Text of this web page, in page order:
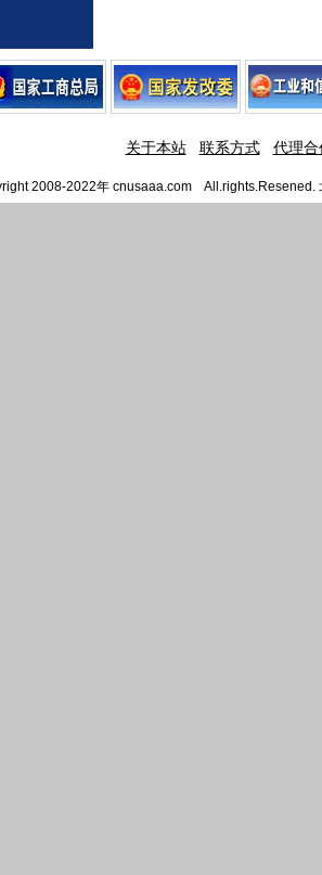
关于本站 联系方式 代理合
2008-2022年 cnusaaa.com All.rights.Resened.